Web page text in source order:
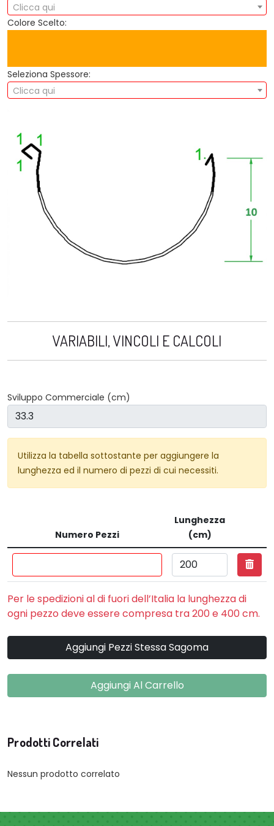
Clicca qui
Colore Scelto:
Seleziona Spessore:
Clicca qui
VARIABILI, VINCOLI E CALCOLI
Sviluppo Commerciale (cm)
Utilizza la tabella sottostante per aggiungere la
lunghezza ed il numero di pezzi di cui necessiti.
Numero Pezzi
Lunghezza
(cm)
Per le spedizioni al di fuori dell’Italia la lunghezza di
ogni pezzo deve essere compresa tra 200 e 400 cm.
Aggiungi Pezzi Stessa Sagoma
Aggiungi Al Carrello
Prodotti Correlati
Nessun prodotto correlato